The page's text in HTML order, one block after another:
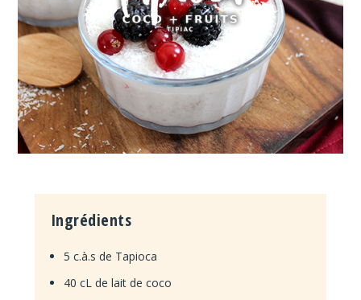
Ingrédients
5 c.à.s de Tapioca
40 cL de lait de coco